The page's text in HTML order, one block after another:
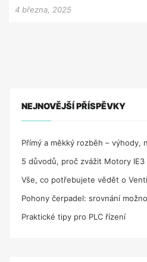
4 března, 2025
NEJNOVĚJŠÍ PŘÍSPĚVKY
Přímý a měkký rozběh – výhody,
5 důvodů, proč zvážit Motory IE3
Vše, co potřebujete vědět o
Pohony čerpadel: srovnání
Praktické tipy pro PLC řízení